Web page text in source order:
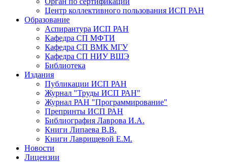
Центр коллективного пользования ИСП РАН
Образование
Аспирантура ИСП РАН
Кафедра СП МФТИ
Кафедра СП ВМК МГУ
Кафедра СП НИУ ВШЭ
Библиотека
Издания
Публикации ИСП РАН
Журнал "Труды ИСП РАН"
Журнал РАН "Программирование"
Препринты ИСП РАН
Библиография Лаврова И.А.
Книги Липаева В.В.
Книги Лаврищевой Е.М.
Новости
Лицензии